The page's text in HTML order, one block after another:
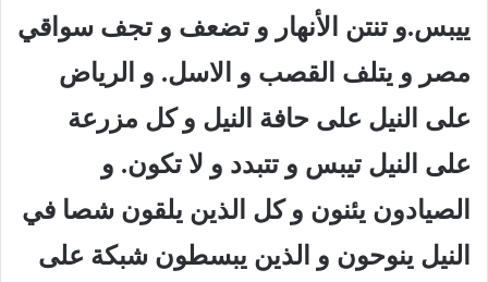
ييبس.و تنتن الأنهار و تضعف و تجف سواقي
مصر و يتلف القصب و الاسل. و الرياض
على النيل على حافة النيل و كل مزرعة
على النيل تيبس و تتبدد و لا تكون. و
الصيادون يئنون و كل الذين يلقون شصا في
النيل ينوحون و الذين يبسطون شبكة على